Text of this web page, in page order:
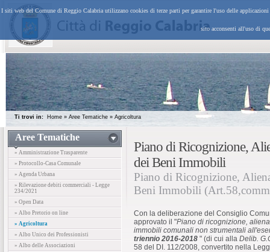
I siti web del Comune di Reggio Calabria utilizzano cookies di terze parti per garantire l'uso delle
sito acconsenti all'uso di
Ti trovi in: Home » Aree Tematiche » Agricoltura
Aree Tematiche
» Amministrazione Trasparente
» Protocollo-Casa Comunale
» Agenda Urbana
» Rilevazione debiti commerciali - Legge
234/2021
» Open Data
» Albo Pretorio on line
» Agricoltura
» Albo Unico dei Professionisti
» Albo delle Associazioni
Piano di Ricognizione,
dei Beni Immobili
Piano di Ricognizione,
Beni Immobili
Con la deliberazione del Consiglio
approvato il "Piano di ricognizione,
immobili comunali non strumentali
triennio 2016-2018 " (di cui alla Delib.
58 del DI. 112/2008, convertito nella